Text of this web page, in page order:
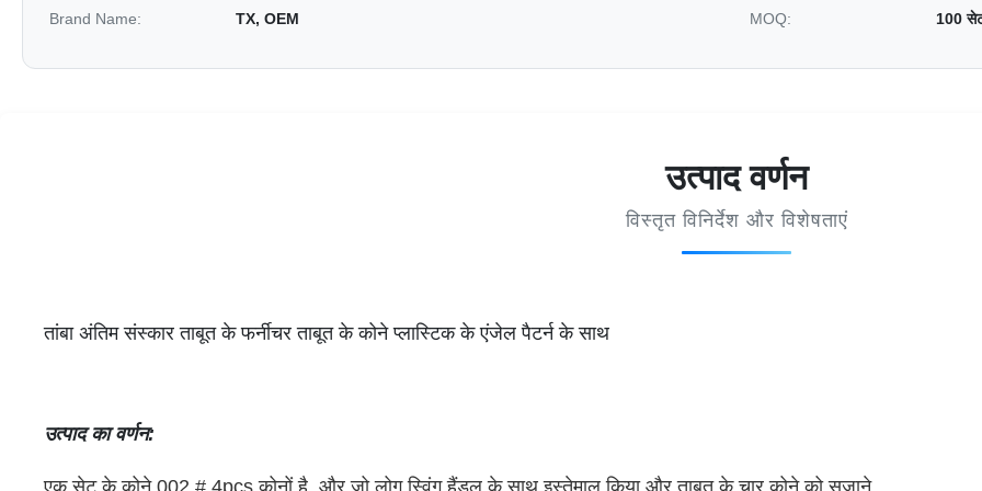
Brand Name: TX, OEM MOQ: 100
उत्पाद वर्णन
विस्तृत विनिर्देश और विशेषताएं
तांबा अंतिम संस्कार ताबूत के फर्नीचर ताबूत के कोने प्लास्टिक के एंजेल पैटर्न के साथ
उत्पाद का वर्णन:
एक सेट के कोने 002 # 4pcs कोनों है, और जो लोग स्विंग हैंडल के साथ इस्तेमाल किया और ताबूत के चार कोने को सजाने.